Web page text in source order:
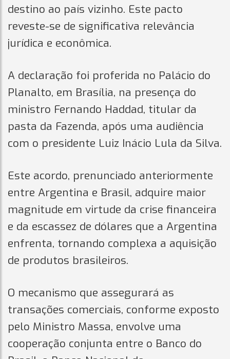
destino ao país vizinho. Este pacto
reveste-se de significativa relevância
jurídica e econômica.
A declaração foi proferida no Palácio do
Planalto, em Brasília, na presença do
ministro Fernando Haddad, titular da
pasta da Fazenda, após uma audiência
com o presidente Luiz Inácio Lula da Silva.
Este acordo, prenunciado anteriormente
entre Argentina e Brasil, adquire maior
magnitude em virtude da crise financeira
e da escassez de dólares que a Argentina
enfrenta, tornando complexa a aquisição
de produtos brasileiros.
O mecanismo que assegurará as
transações comerciais, conforme exposto
pelo Ministro Massa, envolve uma
cooperação conjunta entre o Banco do